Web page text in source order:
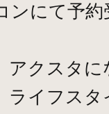
ンにて予約
アクスタ
ライフス